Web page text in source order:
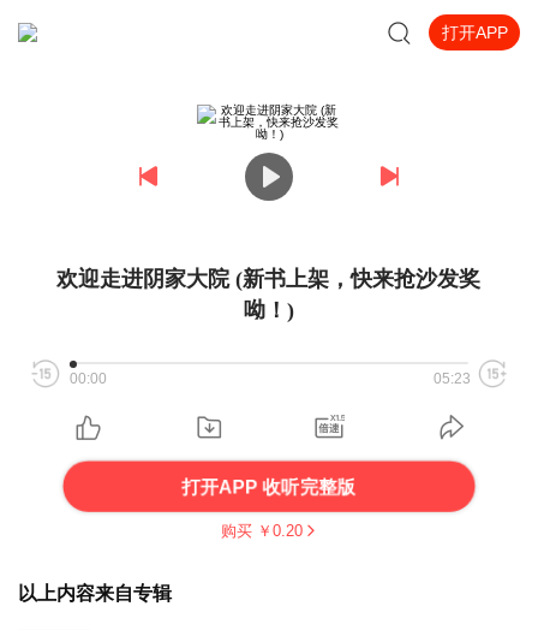
打开APP
欢迎走进阴家大院 (新书上架，快来抢沙发奖
呦！)
00:00 05:23
打开APP 收听完整版
购买 ￥ 0.20
以上内容来自专辑